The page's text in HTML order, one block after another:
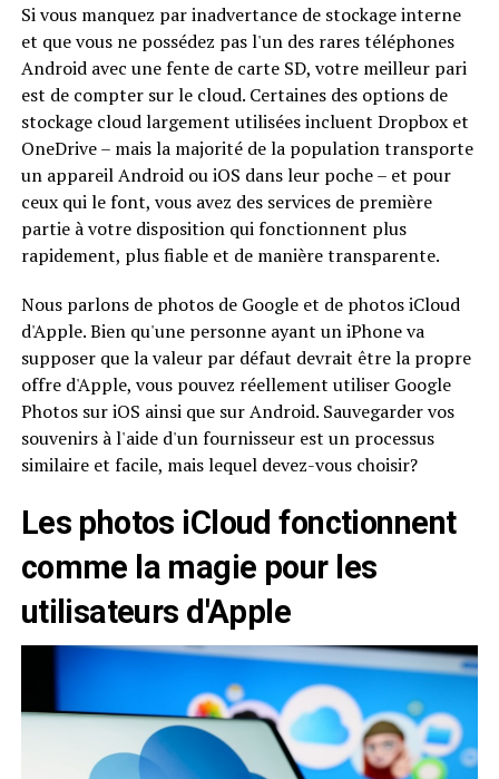
Si vous manquez par inadvertance de stockage interne
et que vous ne possédez pas l'un des rares téléphones
Android avec une fente de carte SD, votre meilleur pari
est de compter sur le cloud. Certaines des options de
stockage cloud largement utilisées incluent Dropbox et
OneDrive – mais la majorité de la population transporte
un appareil Android ou iOS dans leur poche – et pour
ceux qui le font, vous avez des services de première
partie à votre disposition qui fonctionnent plus
rapidement, plus fiable et de manière transparente.
Nous parlons de photos de Google et de photos iCloud
d'Apple. Bien qu'une personne ayant un iPhone va
supposer que la valeur par défaut devrait être la propre
offre d'Apple, vous pouvez réellement utiliser Google
Photos sur iOS ainsi que sur Android. Sauvegarder vos
souvenirs à l'aide d'un fournisseur est un processus
similaire et facile, mais lequel devez-vous choisir?
Les photos iCloud fonctionnent
comme la magie pour les
utilisateurs d'Apple